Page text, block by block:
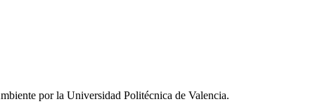
por la Universidad Politécnica de Valencia.